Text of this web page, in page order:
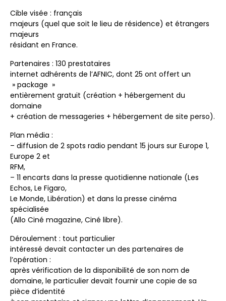
Cible visée : français
majeurs (quel que soit le lieu de résidence) et étrangers
majeurs
résidant en France.
Partenaires : 130 prestataires
internet adhérents de l’AFNIC, dont 25 ont offert un
» package »
entièrement gratuit (création + hébergement du
domaine
+ création de messageries + hébergement de site perso).
Plan média :
– diffusion de 2 spots radio pendant 15 jours sur Europe 1,
Europe 2 et
RFM,
– 11 encarts dans la presse quotidienne nationale (Les
Echos, Le Figaro,
Le Monde, Libération) et dans la presse cinéma
spécialisée
(Allo Ciné magazine, Ciné libre).
Déroulement : tout particulier
intéressé devait contacter un des partenaires de
l’opération :
après vérification de la disponibilité de son nom de
domaine, le particulier devait fournir une copie de sa
pièce d’identité